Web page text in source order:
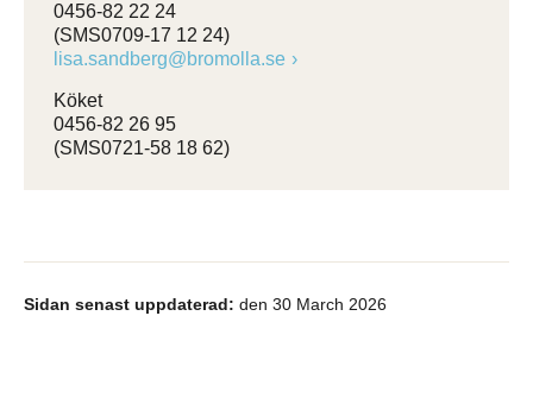
0456-82 22 24
(SMS0709-17 12 24)
lisa.sandberg@bromolla.se
Köket
0456-82 26 95
(SMS0721-58 18 62)
Sidan senast uppdaterad: den 30 March 2026